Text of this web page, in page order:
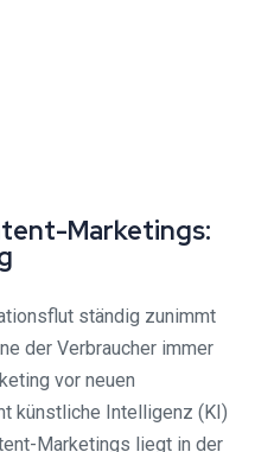
Marketings:
ständig zunimmt
der Verbraucher immer
vor neuen
künstliche Intelligenz (KI)
Marketings liegt in der